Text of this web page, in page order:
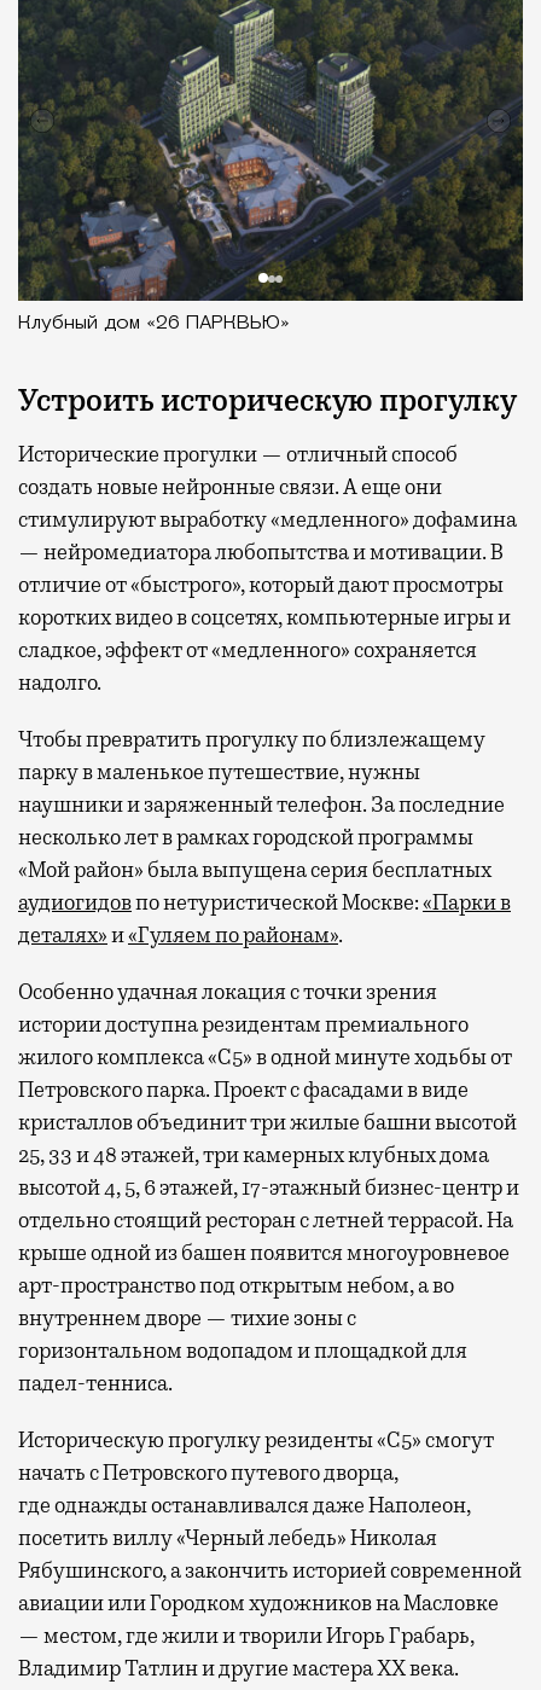
Клубный дом «26 ПАРКВЬЮ»
Устроить историческую прогулку
Исторические прогулки — отличный способ
создать новые нейронные связи. А еще они
стимулируют выработку «медленного» дофамина
— нейромедиатора любопытства и мотивации. В
отличие от «быстрого», который дают просмотры
коротких видео в соцсетях, компьютерные игры и
сладкое, эффект от «медленного» сохраняется
надолго.
Чтобы превратить прогулку по близлежащему
парку в маленькое путешествие, нужны
наушники и заряженный телефон. За последние
несколько лет в рамках городской программы
«Мой район» была выпущена серия бесплатных
аудиогидовпо нетуристической Москве:«Парки в
деталях»и«Гуляем по районам».
Особенно удачная локация с точки зрения
истории доступна резидентам премиального
жилого комплекса «С5»в одной минуте ходьбы от
Петровского парка. Проект с фасадами в виде
кристаллов объединит три жилые башни высотой
25, 33 и 48 этажей, три камерных клубных дома
высотой 4, 5, 6 этажей, 17-этажный бизнес-центр и
отдельно стоящий ресторан с летней террасой. На
крыше одной из башен появится многоуровневое
арт-пространство под открытым небом, а во
внутреннем дворе — тихие зоны с
горизонтальном водопадом и площадкой для
падел-тенниса.
Историческую прогулку резиденты «С5» смогут
начать с Петровского путевого дворца,
гдеоднажды останавливался даже Наполеон,
посетить виллу «Черный лебедь» Николая
Рябушинского, а закончить историей современной
авиации или Городком художников на Масловке
— местом, где жили и творили Игорь Грабарь,
Владимир Татлин и другие мастера XX века.